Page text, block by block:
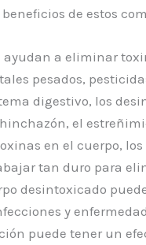
de estos
a eliminar
pesados,
digestivo, los
el
en el cuerpo,
tan duro para
desintoxicado
y
puede tener un